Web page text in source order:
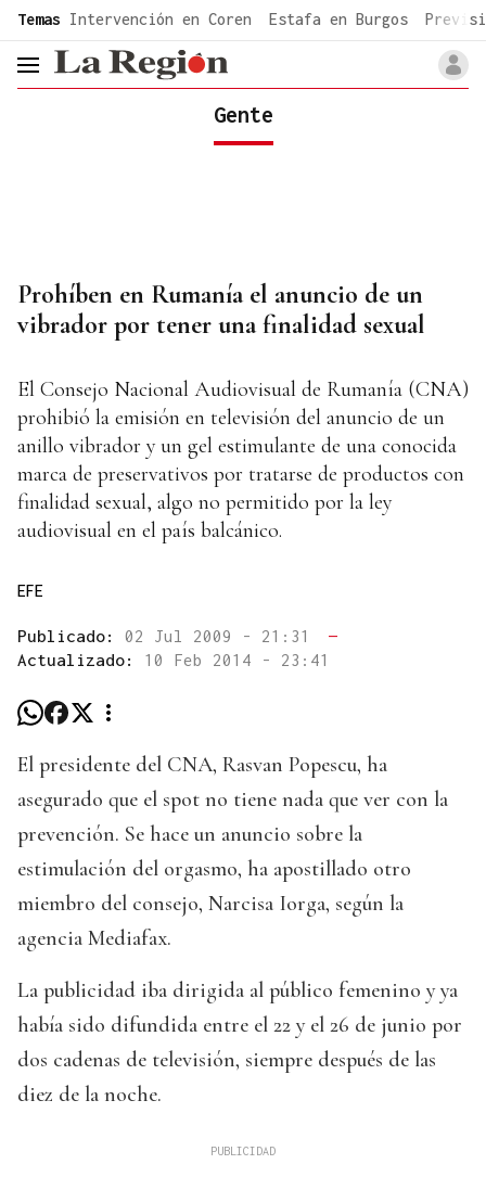
common.go-to-content
Temas Intervención en Coren Estafa en Burgos
header.menu.open
Gente
Prohíben en Rumanía el anuncio de un
vibrador por tener una finalidad sexual
El Consejo Nacional Audiovisual de Rumanía (CNA)
prohibió la emisión en televisión del anuncio de un
anillo vibrador y un gel estimulante de una conocida
marca de preservativos por tratarse de productos con
finalidad sexual, algo no permitido por la ley
audiovisual en el país balcánico.
EFE
Publicado: 02 Jul 2009 - 21:31
—
Actualizado: 10 Feb 2014 - 23:41
El presidente del CNA, Rasvan Popescu, ha
asegurado que el spot no tiene nada que ver con la
prevención. Se hace un anuncio sobre la
estimulación del orgasmo, ha apostillado otro
miembro del consejo, Narcisa Iorga, según la
agencia Mediafax.
La publicidad iba dirigida al público femenino y ya
había sido difundida entre el 22 y el 26 de junio por
dos cadenas de televisión, siempre después de las
diez de la noche.